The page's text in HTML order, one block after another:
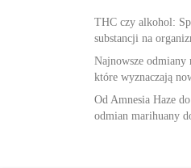
THC czy alkohol:
substancji na
Najnowsze odmiany
które wyznaczają
Od Amnesia Haze
odmian marihuany